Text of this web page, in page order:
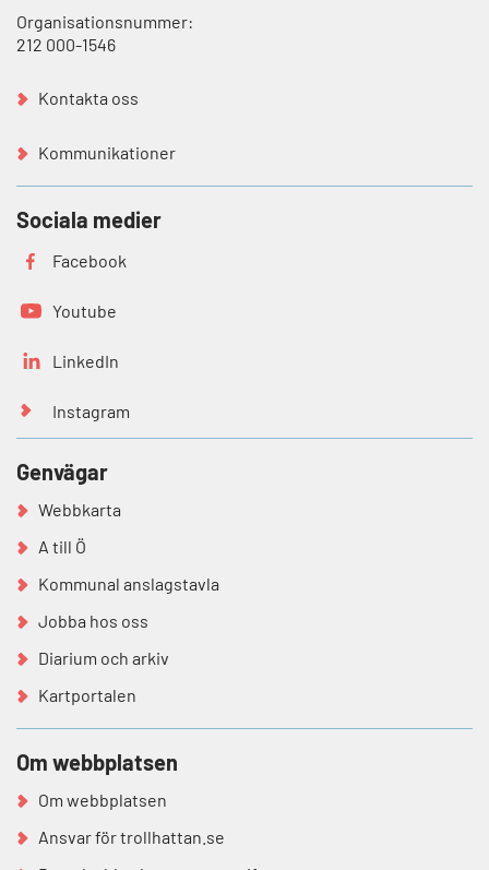
Organisationsnummer:
212 000-1546
Kontakta oss
Kommunikationer
Sociala medier
Facebook
Youtube
LinkedIn
Instagram
Genvägar
Webbkarta
A till Ö
Kommunal anslagstavla
Jobba hos oss
Diarium och arkiv
Kartportalen
Om webbplatsen
Om webbplatsen
Ansvar för trollhattan.se